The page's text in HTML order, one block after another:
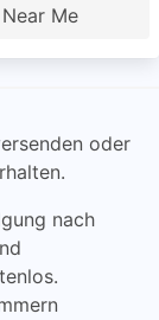
Me
oder
nach